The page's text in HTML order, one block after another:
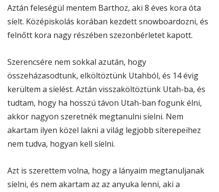
Aztán feleségül mentem Barthoz, aki 8 éves kora óta
síelt. Középiskolás korában kezdett snowboardozni, és
felnőtt kora nagy részében szezonbérletet kapott.
Szerencsére nem sokkal azután, hogy
összeházasodtunk, elköltöztünk Utahból, és 14 évig
kerültem a síelést. Aztán visszaköltöztünk Utah-ba, és
tudtam, hogy ha hosszú távon Utah-ban fogunk élni,
akkor nagyon szeretnék megtanulni síelni. Nem
akartam ilyen közel lakni a világ legjobb síterepeihez
nem tudva, hogyan kell síelni.
Azt is szerettem volna, hogy a lányaim megtanuljanak
síelni, és nem akartam az az anyuka lenni, aki a